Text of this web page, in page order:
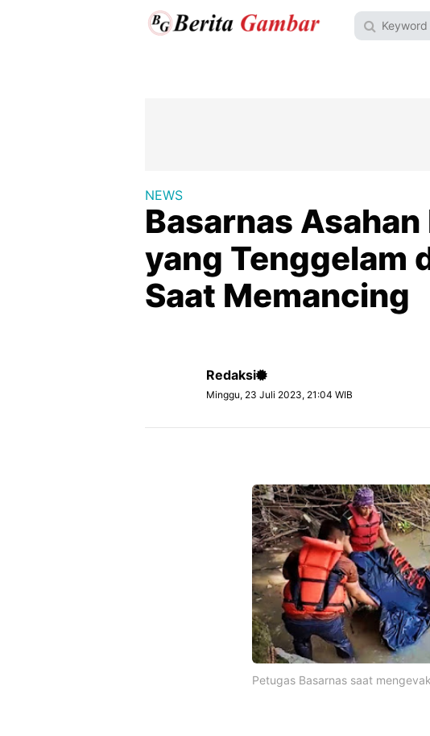
NEWS
Basarnas
yang Tenggelam
Saat Memancing
Redaksi
Minggu, 23 Juli 2023, 21:04 WIB
Petugas Basarnas saat